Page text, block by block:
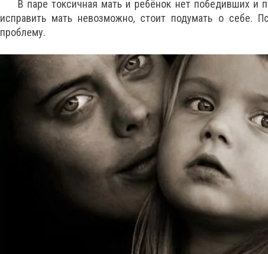
В паре токсичная мать и ребёнок нет победивших и
исправить мать невозможно, стоит подумать о себе.
проблему.